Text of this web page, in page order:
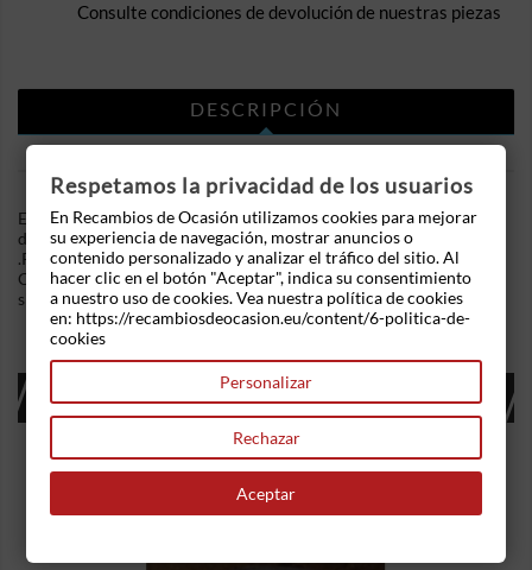
Consulte condiciones de devolución de nuestras piezas
DESCRIPCIÓN
DETALLES DEL PRODUCTO
En Recambios de Ocasion disponemos de Elevalunas delantero
derecho Ford Fiesta VII (2008-2013) 1.6 TDCi (75 cv)
.Referencia Interna: 04241627584922 - Ref: 2S61-A23200.
Completo con altavoz . Ademas, disponemos de mas recambios,
si tiene cualquier duda consultenos.
16 OTROS PRODUCTOS EN LA MISMA
CATEGORÍA:
Respetamos la privacidad de los usuarios
En Recambios de Ocasión utilizamos cookies para mejorar
su experiencia de navegación, mostrar anuncios o
contenido personalizado y analizar el tráfico del sitio. Al
hacer clic en el botón "Aceptar", indica su consentimiento
a nuestro uso de cookies. Vea nuestra política de cookies
en: https://recambiosdeocasion.eu/content/6-politica-de-
cookies
Personalizar
Rechazar
Aceptar